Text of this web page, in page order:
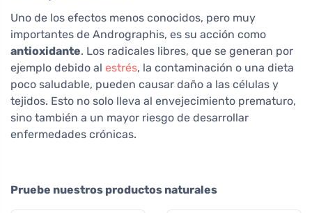
Uno de los efectos menos conocidos, pero muy
importantes de Andrographis, es su acción como
antioxidante. Los radicales libres, que se generan por
ejemplo debido al estrés, la contaminación o una dieta
poco saludable, pueden causar daño a las células y
tejidos. Esto no solo lleva al envejecimiento prematuro,
sino también a un mayor riesgo de desarrollar
enfermedades crónicas.
Pruebe nuestros productos naturales